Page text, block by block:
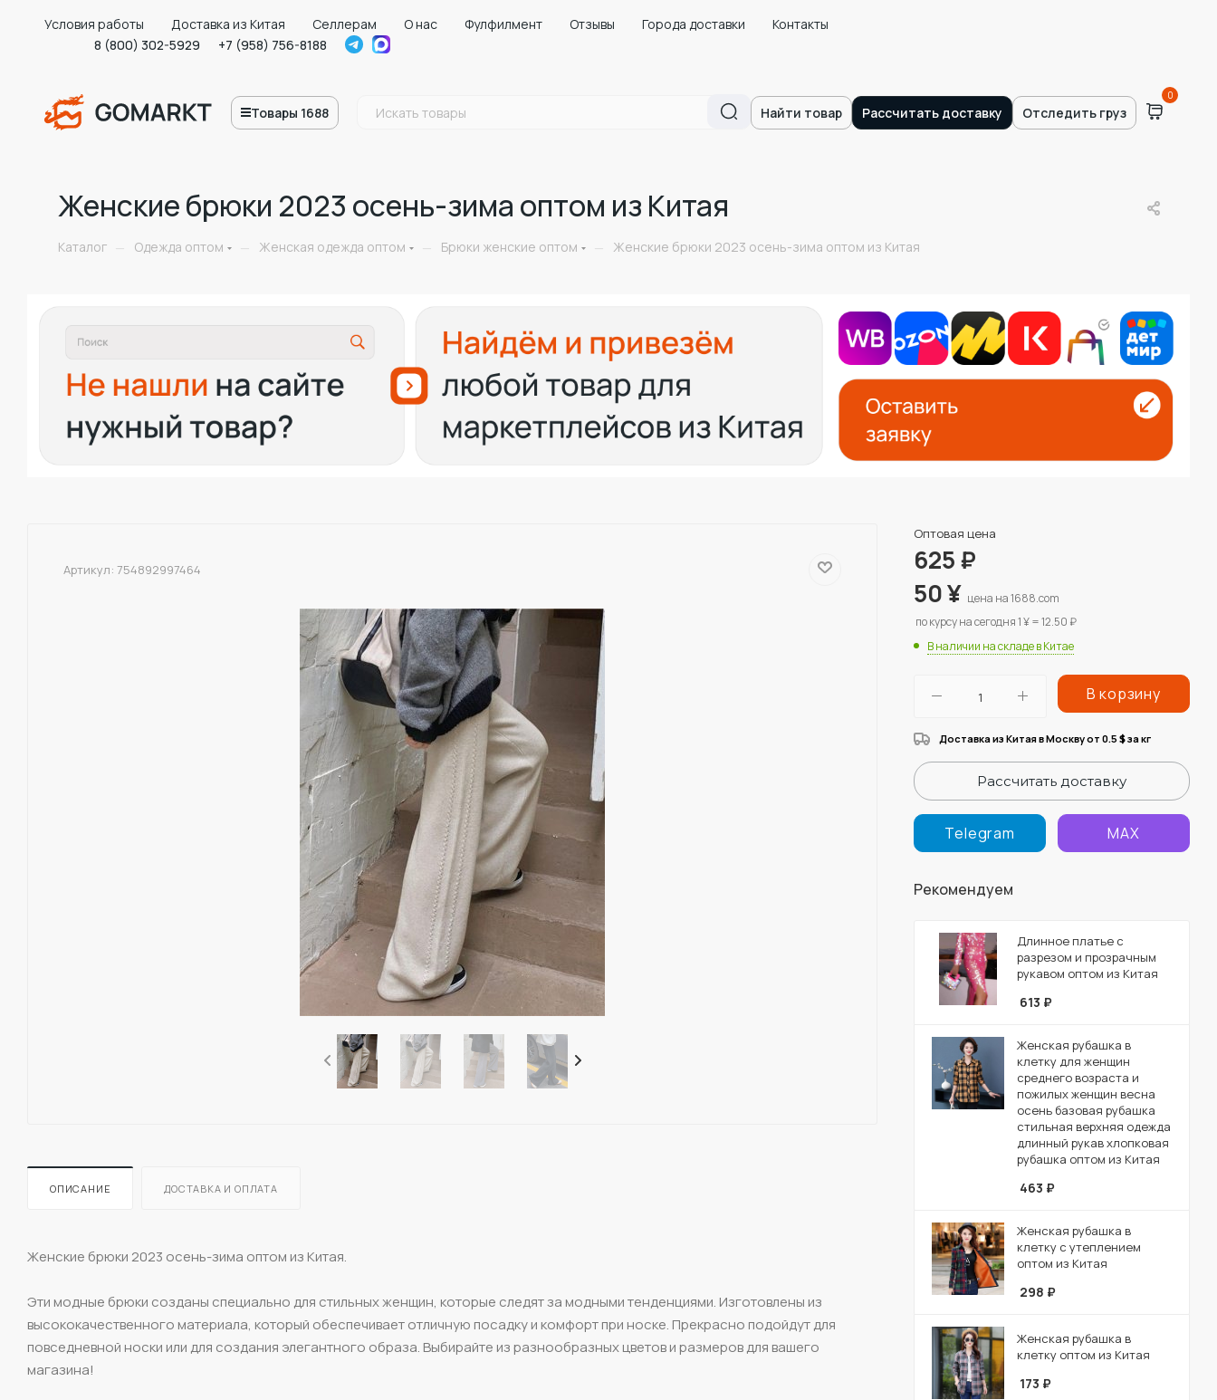
Условия работы Доставка из Китая Селлерам О нас Фулфилмент Отзывы Города доставки
Контакты
8 (800) 302-5929
+7 (958) 756-8188
Товары 1688 Найти товар Рассчитать доставку Отследить груз
0
Женские брюки 2023 осень-зима оптом из Китая
Каталог — Одежда оптом — Женская одежда оптом — Брюки женские оптом — Женские брюки 2023 осень-зима оптом из Китая
Артикул: 754892997464
ОПИСАНИЕ ДОСТАВКА И ОПЛАТА
Женские брюки 2023 осень-зима оптом из Китая.
Эти модные брюки созданы специально для стильных женщин, которые следят за модными тенденциями. Изготовлены из
высококачественного материала, который обеспечивает отличную посадку и комфорт при носке. Прекрасно подойдут для
повседневной носки или для создания элегантного образа. Выбирайте из разнообразных цветов и размеров для вашего
магазина!
Оптовая цена
625₽
50¥ цена на 1688.com
по курсу на сегодня 1 ¥ = 12.50 ₽
В наличии на складе в Китае
В корзину
Доставка из Китая в Москву от 0.5 $за кг
Рассчитать доставку
Telegram MAX
Рекомендуем
Длинное платье с
разрезом и прозрачным
рукавом оптом из Китая
613 ₽
Женская рубашка в
клетку для женщин
среднего возраста и
пожилых женщин весна
осень базовая рубашка
стильная верхняя одежда
длинный рукав хлопковая
рубашка оптом из Китая
463 ₽
Женская рубашка в
клетку с утеплением
оптом из Китая
298 ₽
Женская рубашка в
клетку оптом из Китая
173 ₽